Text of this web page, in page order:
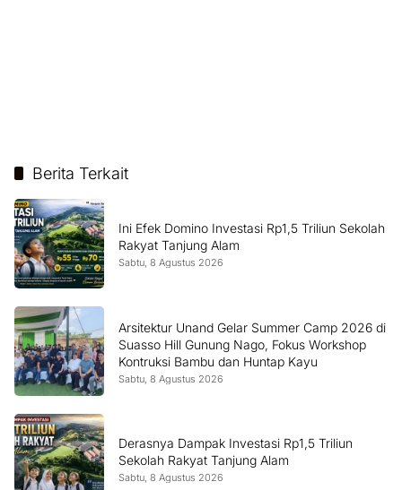
Berita Terkait
Ini Efek Domino Investasi Rp1,5 Triliun Sekolah
Rakyat Tanjung Alam
Sabtu, 8 Agustus 2026
Arsitektur Unand Gelar Summer Camp 2026 di
Suasso Hill Gunung Nago, Fokus Workshop
Kontruksi Bambu dan Huntap Kayu
Sabtu, 8 Agustus 2026
Derasnya Dampak Investasi Rp1,5 Triliun
Sekolah Rakyat Tanjung Alam
Sabtu, 8 Agustus 2026